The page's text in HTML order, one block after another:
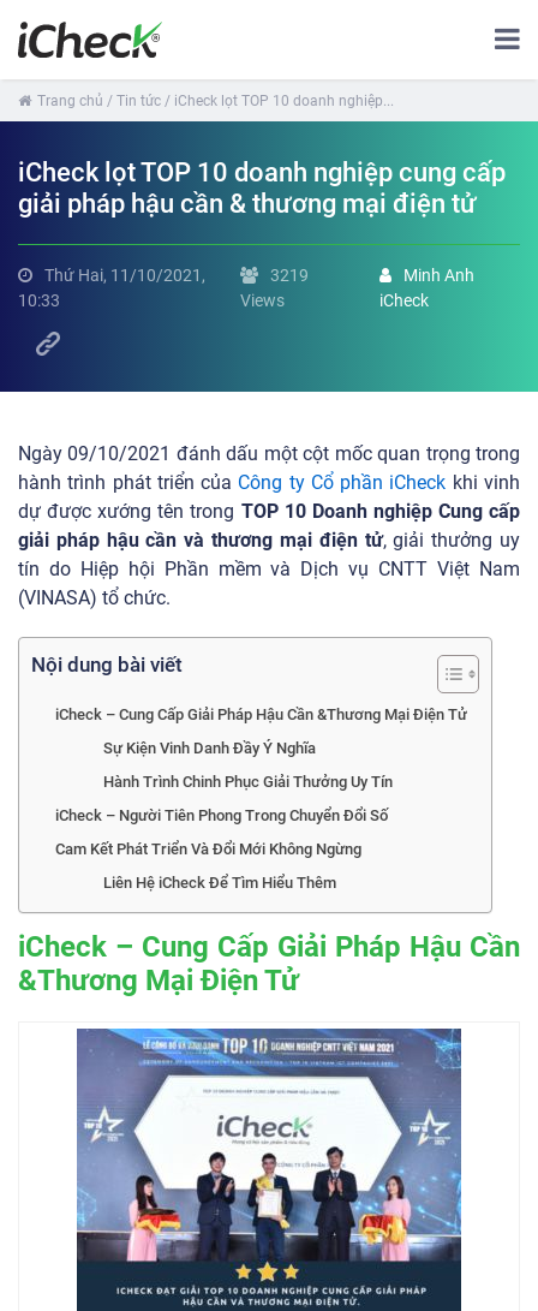
Trang chủ / Tin tức / iCheck lọt TOP 10 doanh nghiệp...
iCheck lọt TOP 10 doanh nghiệp cung cấp
giải pháp hậu cần & thương mại điện tử
Thứ Hai, 11/10/2021,
10:33
3219
Views
Minh Anh
iCheck
Ngày 09/10/2021 đánh dấu một cột mốc quan trọng trong
hành trình phát triển của Công ty Cổ phần iCheck khi vinh
dự được xướng tên trong TOP 10 Doanh nghiệp Cung cấp
giải pháp hậu cần và thương mại điện tử, giải thưởng uy
tín do Hiệp hội Phần mềm và Dịch vụ CNTT Việt Nam
(VINASA) tổ chức.
Nội dung bài viết
iCheck – Cung Cấp Giải Pháp Hậu Cần &Thương Mại Điện Tử
Sự Kiện Vinh Danh Đầy Ý Nghĩa
Hành Trình Chinh Phục Giải Thưởng Uy Tín
iCheck – Người Tiên Phong Trong Chuyển Đổi Số
Cam Kết Phát Triển Và Đổi Mới Không Ngừng
Liên Hệ iCheck Để Tìm Hiểu Thêm
iCheck – Cung Cấp Giải Pháp Hậu Cần
&Thương Mại Điện Tử